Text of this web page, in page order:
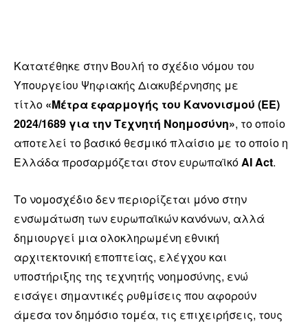
Κατατέθηκε στην Βουλή το σχέδιο νόμου του
Υπουργείου Ψηφιακής Διακυβέρνησης με
τίτλο «Μέτρα εφαρμογής του Κανονισμού (ΕΕ)
2024/1689 για την Τεχνητή Νοημοσύνη», το οποίο
αποτελεί το βασικό θεσμικό πλαίσιο με το οποίο η
Ελλάδα προσαρμόζεται στον ευρωπαϊκόAI Act.
Το νομοσχέδιο δεν περιορίζεται μόνο στην
ενσωμάτωση των ευρωπαϊκών κανόνων, αλλά
δημιουργεί μια ολοκληρωμένη εθνική
αρχιτεκτονική εποπτείας, ελέγχου και
υποστήριξης της τεχνητής νοημοσύνης, ενώ
εισάγει σημαντικές ρυθμίσεις που αφορούν
άμεσα τον δημόσιο τομέα, τις επιχειρήσεις, τους